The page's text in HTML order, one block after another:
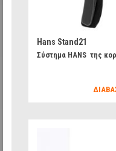
Hans Stand21
Σύστημα HANS της